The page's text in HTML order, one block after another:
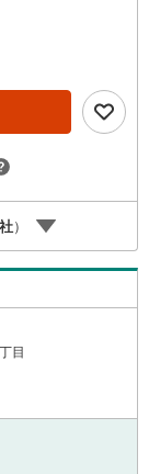
舗ーーーー当店
がもらえる「Y
の対象になりま
ボタンからお問
IDでログインし
出金と譲渡はでき
紹介金融機関/都
と異なる場合が
ーーーーーーー
）
目